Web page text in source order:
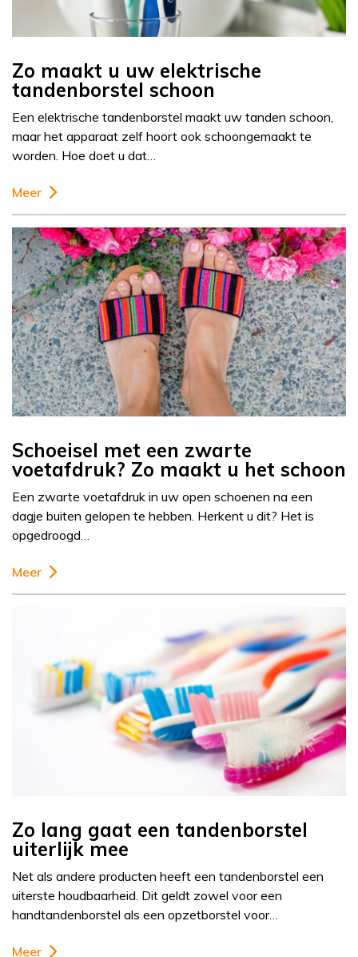
Zo maakt u uw elektrische
tandenborstel schoon
Een elektrische tandenborstel maakt uw tanden schoon,
maar het apparaat zelf hoort ook schoongemaakt te
worden. Hoe doet u dat…
Meer
Schoeisel met een zwarte
voetafdruk? Zo maakt u het schoon
Een zwarte voetafdruk in uw open schoenen na een
dagje buiten gelopen te hebben. Herkent u dit? Het is
opgedroogd…
Meer
Zo lang gaat een tandenborstel
uiterlijk mee
Net als andere producten heeft een tandenborstel een
uiterste houdbaarheid. Dit geldt zowel voor een
handtandenborstel als een opzetborstel voor…
Meer